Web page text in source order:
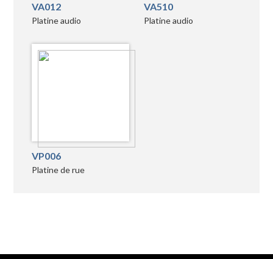
VA012
Platine audio
VA510
Platine audio
VP006
Platine de rue